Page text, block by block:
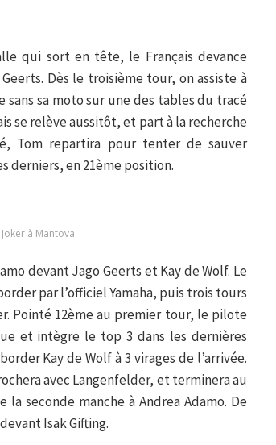
qui sort en tête, le Français devance
Dès le troisième tour, on assiste à
sans sa moto sur une des tables du tracé
se relève aussitôt, et part à la recherche
Tom repartira pour tenter de sauver
derniers, en 21ème position.
à Mantova
devant Jago Geerts et Kay de Wolf. Le
par l’officiel Yamaha, puis trois tours
Pointé 12ème au premier tour, le pilote
et intègre le top 3 dans les dernières
Kay de Wolf à 3 virages de l’arrivée.
avec Langenfelder, et terminera au
seconde manche à Andrea Adamo. De
Isak Gifting.